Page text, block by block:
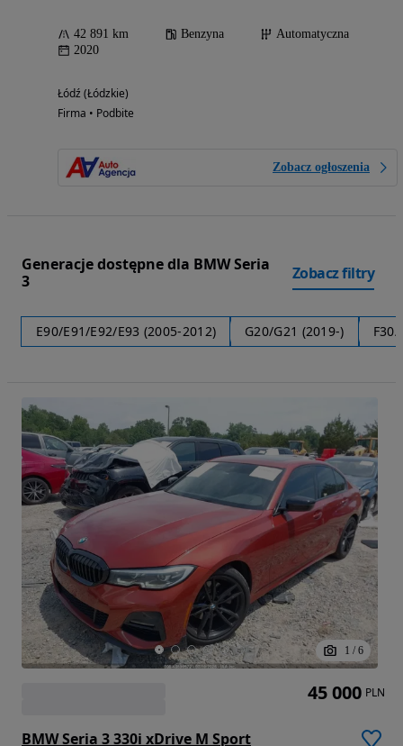
42 891 km Benzyna
Automatyczna
2020
Łódź (Łódzkie)
Firma • Podbite
Zobacz ogłoszenia
Generacje dostępne dla BMW Seria
3
Zobacz filtry
E90/E91/E92/E93 (2005-2012) G20/G21 (2019-)
1 / 6
BMW Seria 3 330i xDrive M Sport
45 000 PLN